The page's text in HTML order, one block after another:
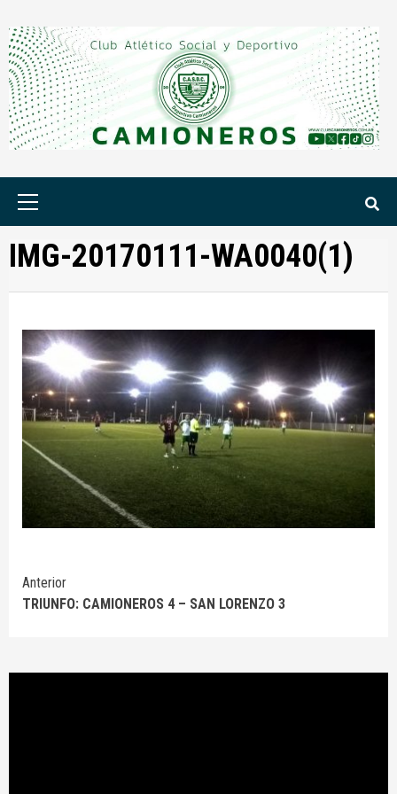
al
contenido
IMG-20170111-WA0040(1)
Seguir
leyendo
Anterior
TRIUNFO: CAMIONEROS 4 – SAN LORENZO 3